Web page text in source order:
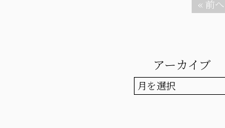
« 前へ
アーカイブ
ア
ー